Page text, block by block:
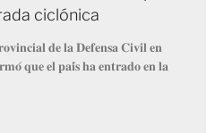
ciclónica
𝐝𝐞 𝐥𝐚 𝐃𝐞𝐟𝐞𝐧𝐬𝐚 𝐂𝐢𝐯𝐢𝐥 𝐞𝐧
𝐪𝐮𝐞 𝐞𝐥 𝐩𝐚𝐢́𝐬 𝐡𝐚 𝐞𝐧𝐭𝐫𝐚𝐝𝐨 𝐞𝐧 𝐥𝐚